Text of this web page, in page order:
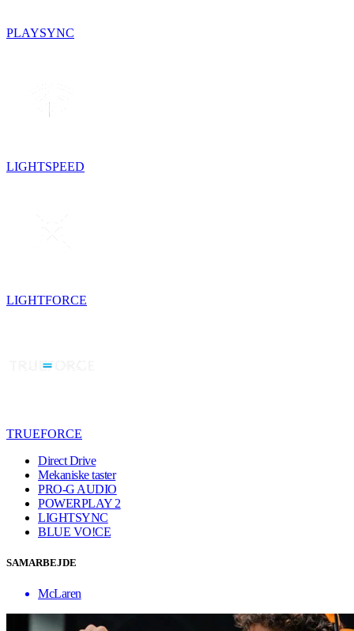
PLAYSYNC
LIGHTSPEED
LIGHTFORCE
TRUEFORCE
Direct Drive
Mekaniske taster
PRO-G AUDIO
POWERPLAY 2
LIGHTSYNC
BLUE VO!CE
SAMARBEJDE
McLaren